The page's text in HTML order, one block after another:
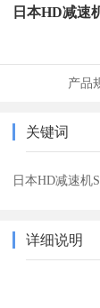
日本HD减速
产品
关键词
日本HD减速机
详细说明